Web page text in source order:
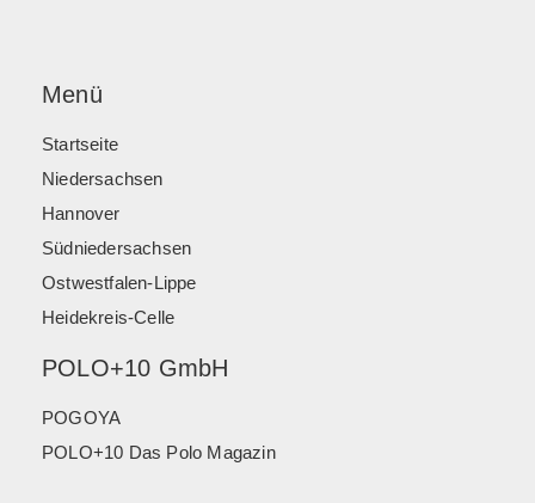
Menü
Startseite
Niedersachsen
Hannover
Südniedersachsen
Ostwestfalen-Lippe
Heidekreis-Celle
POLO+10 GmbH
POGOYA
POLO+10 Das Polo Magazin